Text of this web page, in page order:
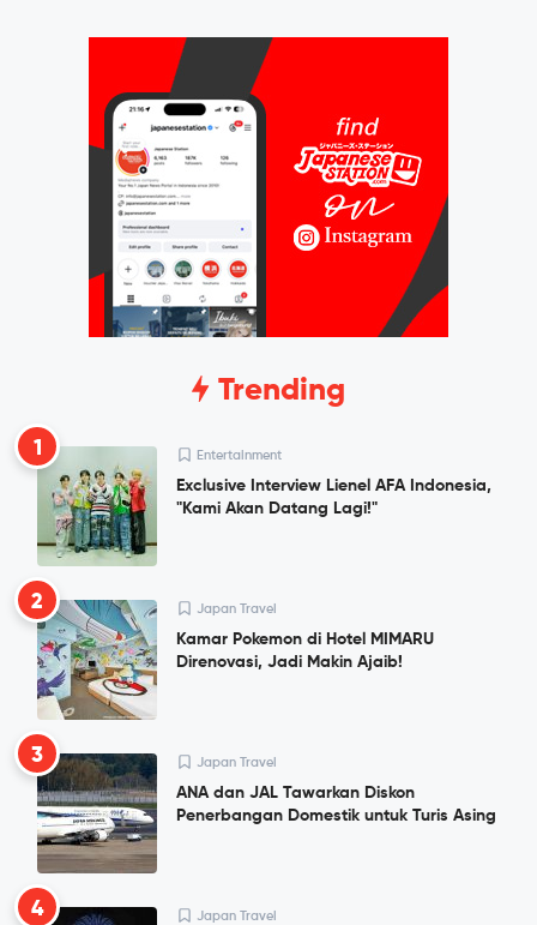
Trending
1 Entertainment
Exclusive Interview Lienel AFA Indonesia,
"Kami Akan Datang Lagi!"
2 Japan Travel
Kamar Pokemon di Hotel MIMARU
Direnovasi, Jadi Makin Ajaib!
3 Japan Travel
ANA dan JAL Tawarkan Diskon
Penerbangan Domestik untuk Turis Asing
4 Japan Travel